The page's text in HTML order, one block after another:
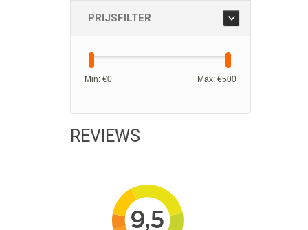
PRIJSFILTER
Min: €0 Max: €500
REVIEWS